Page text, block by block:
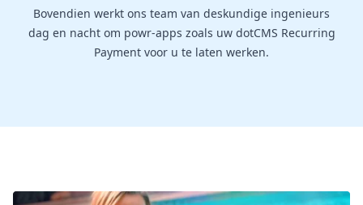
Bovendien werkt ons team van deskundige ingenieurs
dag en nacht om powr-apps zoals uw dotCMS Recurring
Payment voor u te laten werken.